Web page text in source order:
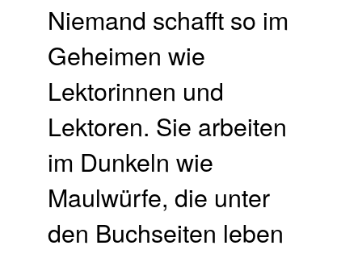
Niemand schafft so im
Geheimen wie
Lektorinnen und
Lektoren. Sie arbeiten
im Dunkeln wie
Maulwürfe, die unter
den Buchseiten leben